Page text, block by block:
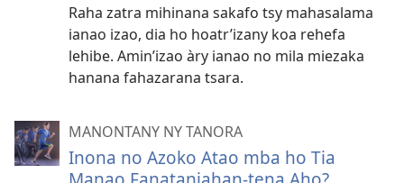
Raha zatra mihinana sakafo tsy mahasalama
ianao izao, dia ho hoatr’izany koa rehefa
lehibe. Amin’izao àry ianao no mila miezaka
hanana fahazarana tsara.
MANONTANY NY TANORA
Inona no Azoko Atao mba ho Tia